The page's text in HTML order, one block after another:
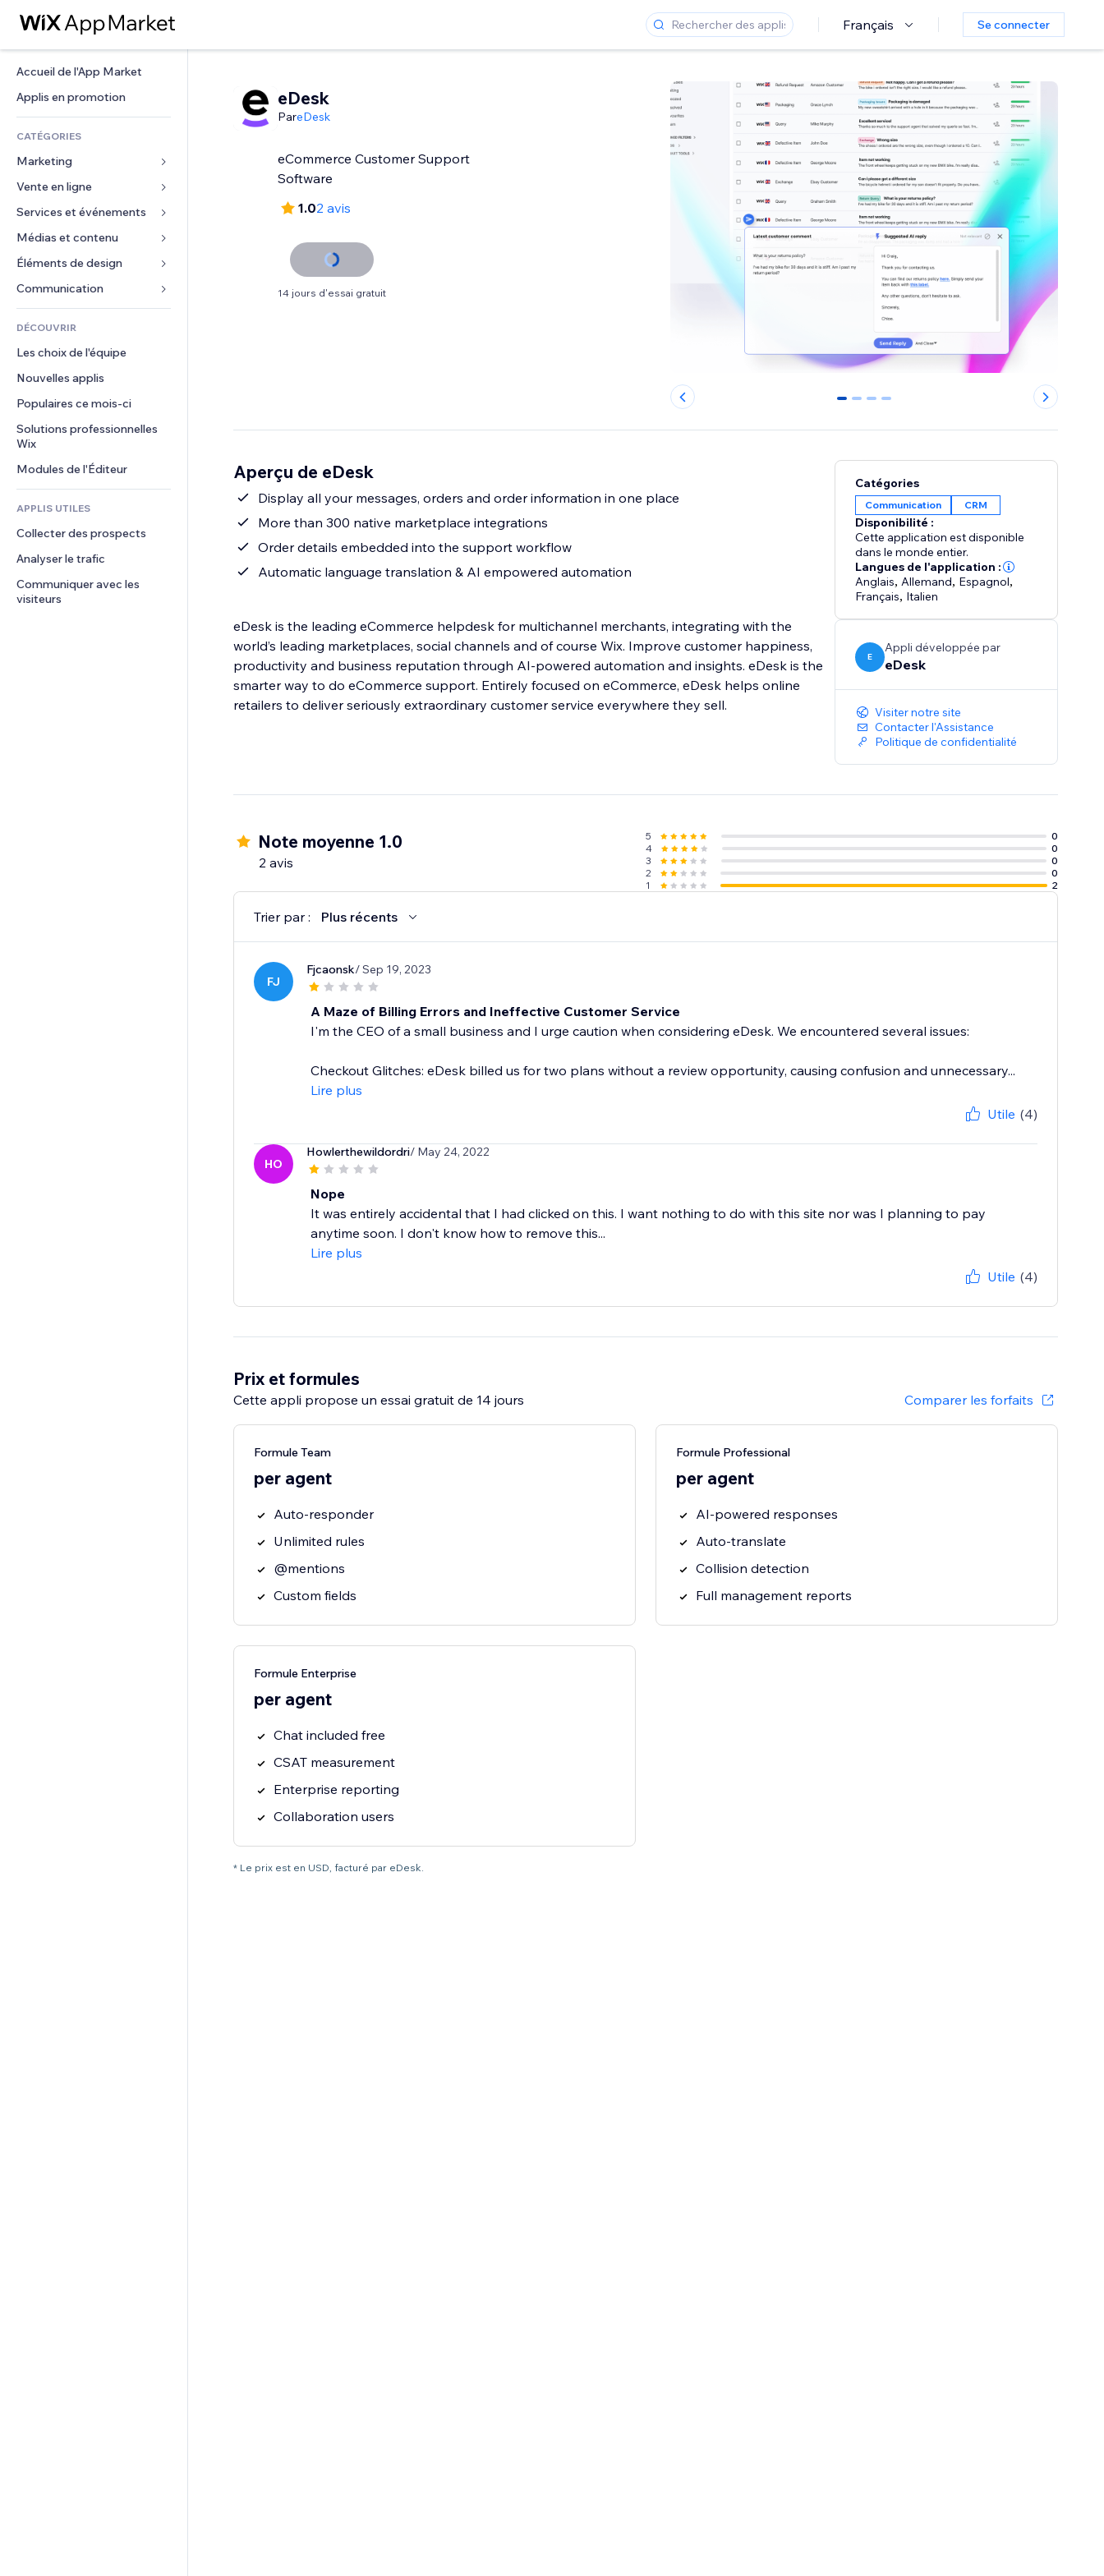
Français Se connecter
Accueil de l'App Market
Applis en promotion
CATÉGORIES
Marketing
Publicités
Mobile
Données analytiques
Réseaux sociaux
Classement de sites
E-mail
Vente en ligne
Applis pour les boutiques
Expédition et livraison
Boutons Vente
Comptabilité
Coupons et fidélisation
Solutions d'entreposage
Financement participatif
Alimentation et boissons
Services et événements
Hôtels
Événements
Restaurants
Immobilier
Réservations
Médias et contenu
Galerie
Musique
Podcasts
Photographie
Vidéo
PDF
Partage de fichiers
Actualités
Services de contenu
Effets de texte
Éléments de design
Cartes et navigation
Confidentialité
Horloge
Modèles de pages
Effets sur images
Boutons et menus
Bannières et badges
Calculateurs
Rechercher
Formulaires
Sondages
Chat
Commentaires
Téléphone
Communauté
Avis et commentaires
DÉCOUVRIR
Les choix de l'équipe
Nouvelles applis
Populaires ce mois‑ci
Solutions professionnelles
Wix
Modules de l'Éditeur
APPLIS UTILES
Collecter des prospects
Analyser le trafic
Communiquer avec les
visiteurs
eDesk
PareDesk
eCommerce Customer Support
Software
1.02 avis
14 jours d'essai gratuit
0 1 2 3
Aperçu de eDesk
Display all your messages, orders and order information in one place
More than 300 native marketplace integrations
Order details embedded into the support workflow
Automatic language translation & AI empowered automation
eDesk is the leading eCommerce helpdesk for multichannel merchants, integrating with the
world’s leading marketplaces, social channels and of course Wix. Improve customer happiness,
productivity and business reputation through AI-powered automation and insights. eDesk is the
smarter way to do eCommerce support. Entirely focused on eCommerce, eDesk helps online
Catégories
Communication CRM
Disponibilité :
Cette application est disponible
dans le monde entier.
Langues de l'application :
Anglais, Allemand, Espagnol,
Français, Italien
E
Appli développée par
eDesk
Visiter notre site
Contacter l'Assistance
Politique de confidentialité
Note moyenne 1.0
2 avis
5
0
4
0
3
0
2
0
1
2
Trier par : Plus récents
FJ
Fjcaonsk/ Sep 19, 2023
A Maze of Billing Errors and Ineffective Customer Service
I'm the CEO of a small business and I urge caution when considering eDesk. We encountered several issues:
Checkout Glitches: eDesk billed us for two plans without a review opportunity, causing confusion and unnecessary...
Lire plus
Utile (4)
HO
Howlerthewildordri/ May 24, 2022
Nope
It was entirely accidental that I had clicked on this. I want nothing to do with this site nor was I planning to pay
anytime soon. I don't know how to remove this...
Lire plus
Utile (4)
Prix et formules
Cette appli propose un essai gratuit de 14 jours Comparer les forfaits
Formule Team
per agent
Auto-responder
Unlimited rules
@mentions
Custom fields
Formule Professional
per agent
AI-powered responses
Auto-translate
Collision detection
Full management reports
Formule Enterprise
per agent
Chat included free
CSAT measurement
Enterprise reporting
Collaboration users
* Le prix est en USD, facturé par eDesk.